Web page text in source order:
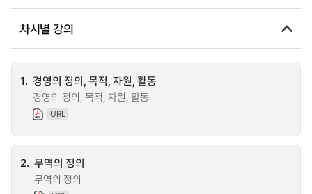
차시별 강의
1. 경영의 정의, 목적, 자원, 활동
경영의 정의, 목적, 자원, 활동
URL
2. 무역의 정의
무역의 정의